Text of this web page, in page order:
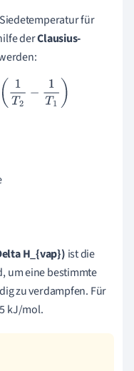
für
derClausius-
1T 2−
H_{vap}) ist die
um eine bestimmte
zu verdampfen. Für
kJ/mol.